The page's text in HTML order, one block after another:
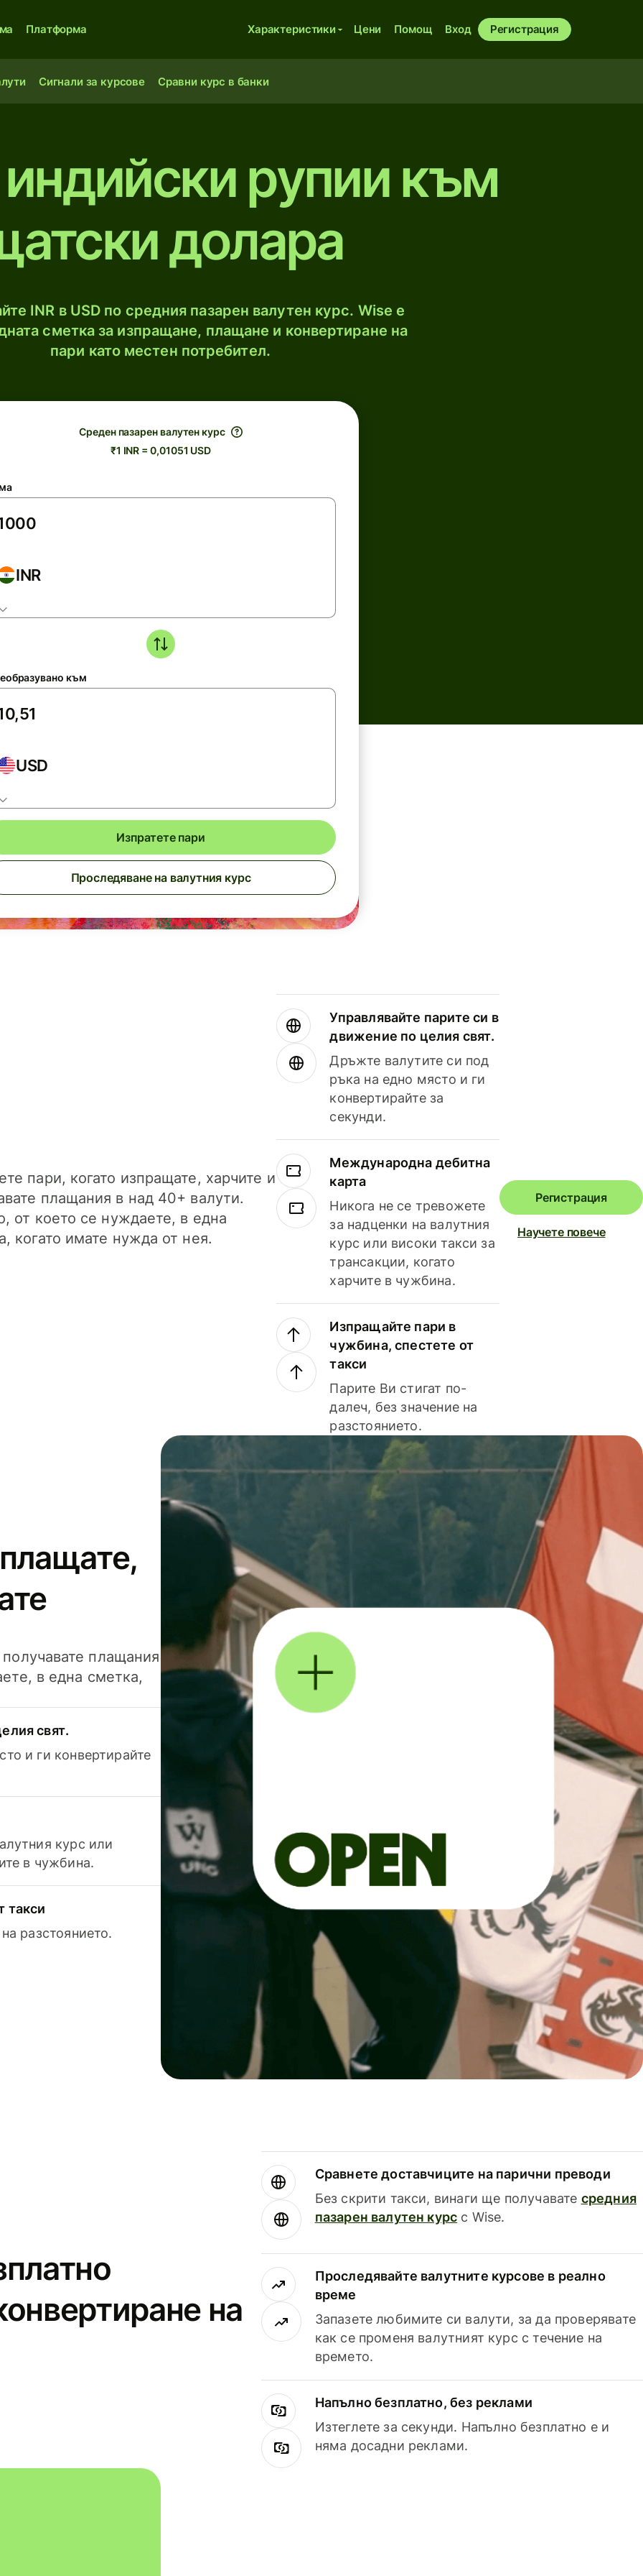
Платформа Характеристики Цени Помощ Вход Регистрация
Сигнали за курсове Сравни курс в банки
рупии към
долара
INR в USD по средния пазарен валутен курс. Wise е
сметка за изпращане, плащане и конвертиране на
пари като местен потребител.
Среден пазарен валутен курс
₹1 INR = 0,01051 USD
INR
към
USD
Изпратете пари
Проследяване на валутния курс
пари, когато изпращате, харчите и
плащания в над 40+ валути.
от което се нуждаете, в една
когато имате нужда от нея.
Управлявайте парите си в
движение по целия свят.
Дръжте валутите си под
ръка на едно място и ги
конвертирайте за
секунди.
Международна дебитна
карта
Никога не се тревожете
за надценки на валутния
курс или високи такси за
трансакции, когато
харчите в чужбина.
Изпращайте пари в
чужбина, спестете от
такси
Парите Ви стигат по-
далеч, без значение на
разстоянието.
Регистрация
Научете повече
плащания
в една сметка,
свят.
и ги конвертирайте
курс или
в чужбина.
такси
разстоянието.
на
Сравнете доставчиците на парични преводи
Без скрити такси, винаги ще получавате средния
пазарен валутен курс с Wise.
Проследявайте валутните курсове в реално
време
Запазете любимите си валути, за да проверявате
как се променя валутният курс с течение на
времето.
Напълно безплатно, без реклами
Изтеглете за секунди. Напълно безплатно е и
няма досадни реклами.